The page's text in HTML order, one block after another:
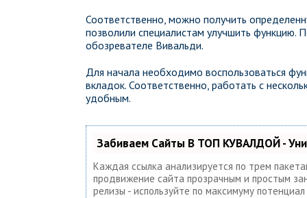
Соответственно, можно получить
позволили специалистам улучшить функцию.
обозревателе Вивальди.
Для начала необходимо воспользоваться
вкладок. Соответственно, работать с
удобным.
Забиваем Сайты В ТОП КУВАЛДОЙ -
Каждая ссылка анализируется по трем
продвижение сайта прозрачным и простым
релизы - используйте по максимуму